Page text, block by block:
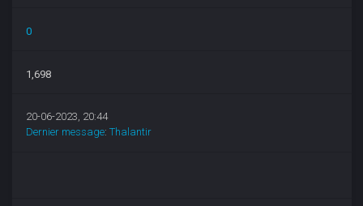
0
1,698
20-06-2023, 20:44
Dernier message:Thalantir